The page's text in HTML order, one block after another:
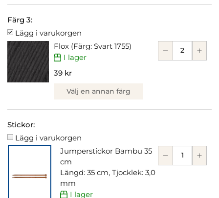
Färg 3:
Lägg i varukorgen
Flox (Färg: Svart 1755)
I lager
39 kr
Välj en annan färg
Stickor:
Lägg i varukorgen
Jumperstickor Bambu 35
cm
Längd: 35 cm, Tjocklek: 3,0
mm
I lager